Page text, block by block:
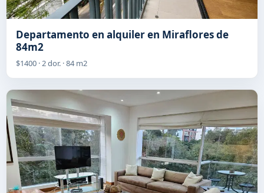
Departamento en alquiler en Miraflores de
84m2
$1400 · 2 dor. · 84 m2